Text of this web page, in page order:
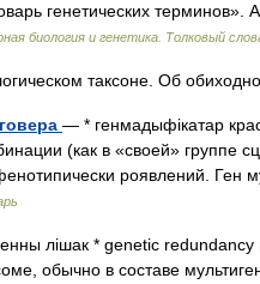
генетических
биология и генетика. Толковый
таксоне. Об
— * генмадыфікатар
(как в «своей» группе
роявлений. Ген
лішак * genetic redundancy
обычно в составе